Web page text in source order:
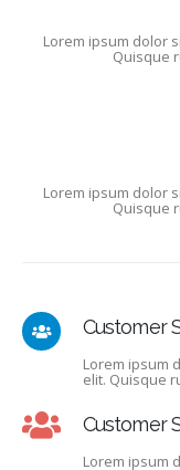
Lorem ipsum dolor
Quisque
Lorem ipsum dolor
Quisque
Customer
Lorem ipsum
elit. Quisque
Customer
Lorem ipsum